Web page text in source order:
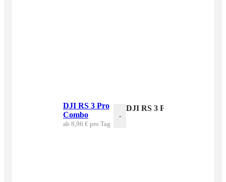
DJI RS 3 Pro
Combo
ab 8,96 € pro Tag
-
DJI RS 3 Pro Combo Menge